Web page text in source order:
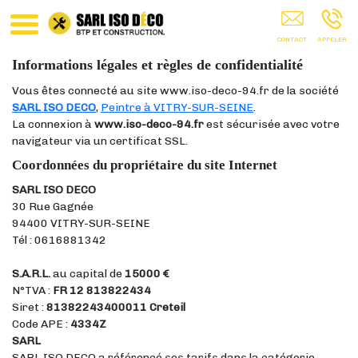
SARL ISO DECO VITRY-SUR-SEINE
Informations légales et règles de confidentialité
Vous êtes connecté au site www.iso-deco-94.fr de la société
SARL ISO DECO, Peintre à VITRY-SUR-SEINE.
La connexion àwww.iso-deco-94.frest sécurisée avec votre
navigateur via un certificat SSL.
Coordonnées du propriétaire du site Internet
SARL ISO DECO
30 Rue Gagnée
94400 VITRY-SUR-SEINE
Tél : 0616881342
S.A.R.L.au capital de 15000 €
N°TVA : FR 12 813822434
Siret :81382243400011 Creteil
Code APE : 4334Z
SARL